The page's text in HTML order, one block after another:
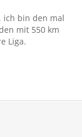
ich bin den mal
mit 550 km
Liga.